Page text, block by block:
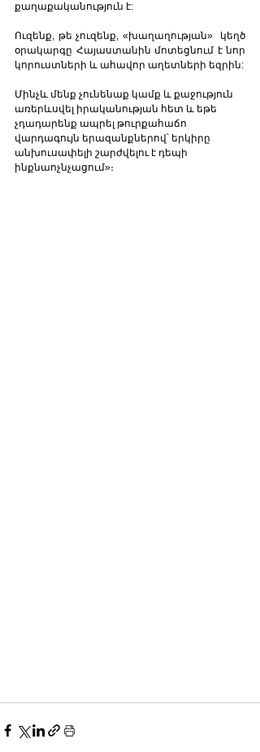
քաղաքականություն է:
Ուզենք, թե չուզենք, «խաղաղության»  կեղծ
օրակարգը Հայաստանին մոտեցնում է նոր
կորուստների և ահավոր աղետների եզրին:
Մինչև մենք չունենաք կամք և քաջություն
առերևսվել իրականության հետ և եթե
չդադարենք ապրել թուրքահաճո
վարդագույն երազանքներով՝ երկիրը
անխուսափելի շարժվելու է դեպի
ինքնաոչնչացում»։